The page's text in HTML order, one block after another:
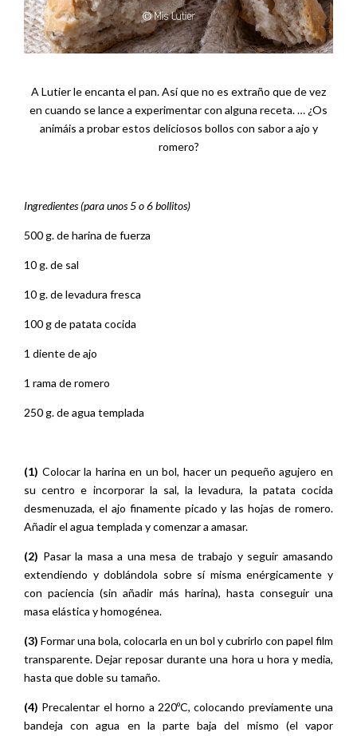
A Lutier le encanta el pan. Así que no es extraño que de vez
en cuando se lance a experimentar con alguna receta. … ¿Os
animáis a probar estos deliciosos bollos con sabor a ajo y
romero?
Ingredientes (para unos 5 o 6 bollitos)
500 g. de harina de fuerza
10 g. de sal
10 g. de levadura fresca
100 g de patata cocida
1 diente de ajo
1 rama de romero
250 g. de agua templada
(1) Colocar la harina en un bol, hacer un pequeño agujero en
su centro e incorporar la sal, la levadura, la patata cocida
desmenuzada, el ajo finamente picado y las hojas de romero.
Añadir el agua templada y comenzar a amasar.
(2) Pasar la masa a una mesa de trabajo y seguir amasando
extendiendo y doblándola sobre sí misma enérgicamente y
con paciencia (sin añadir más harina), hasta conseguir una
masa elástica y homogénea.
(3) Formar una bola, colocarla en un bol y cubrirlo con papel film
transparente. Dejar reposar durante una hora u hora y media,
hasta que doble su tamaño.
(4) Precalentar el horno a 220ºC, colocando previamente una
bandeja con agua en la parte baja del mismo (el vapor